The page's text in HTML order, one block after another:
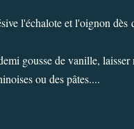
l'échalote et l'oignon
gousse de vanille,
ou des pâtes....